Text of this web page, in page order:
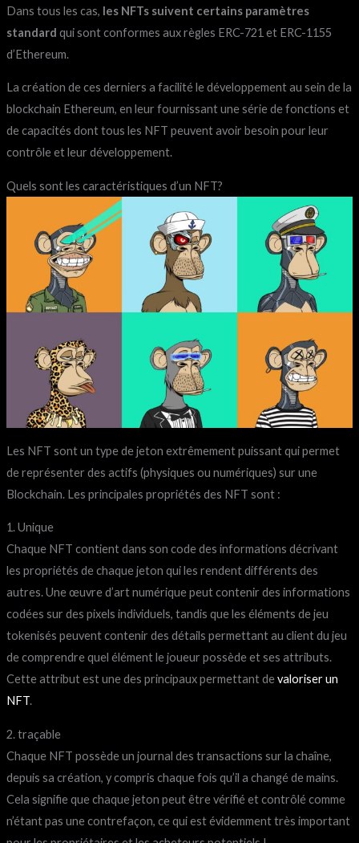
Dans tous les cas, les NFTs suivent certains paramètres
standard qui sont conformes aux règles ERC-721 et ERC-1155
d’Ethereum.
La création de ces derniers a facilité le développement au sein de la
blockchain Ethereum, en leur fournissant une série de fonctions et
de capacités dont tous les NFT peuvent avoir besoin pour leur
contrôle et leur développement.
Quels sont les caractéristiques d’un NFT?
Les NFT sont un type de jeton extrêmement puissant qui permet
de représenter des actifs (physiques ou numériques) sur une
Blockchain. Les principales propriétés des NFT sont :
1. Unique
Chaque NFT contient dans son code des informations décrivant
les propriétés de chaque jeton qui les rendent différents des
autres. Une œuvre d’art numérique peut contenir des informations
codées sur des pixels individuels, tandis que les éléments de jeu
tokenisés peuvent contenir des détails permettant au client du jeu
de comprendre quel élément le joueur possède et ses attributs.
Cette attribut est une des principaux permettant devaloriser un
NFT.
2. traçable
Chaque NFT possède un journal des transactions sur la chaîne,
depuis sa création, y compris chaque fois qu’il a changé de mains.
Cela signifie que chaque jeton peut être vérifié et contrôlé comme
n’étant pas une contrefaçon, ce qui est évidemment très important